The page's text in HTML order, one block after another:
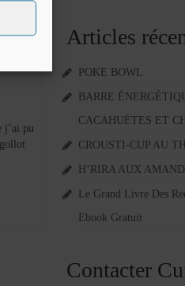
FÉV 2014
j’ai pu
Articles
POKE BOWL
BARRE
CACAHUÈTES ET
CROUSTI-CUP AU
H’RIRA AUX
Le Grand Livre Des
Ebook Gratuit
Contacter